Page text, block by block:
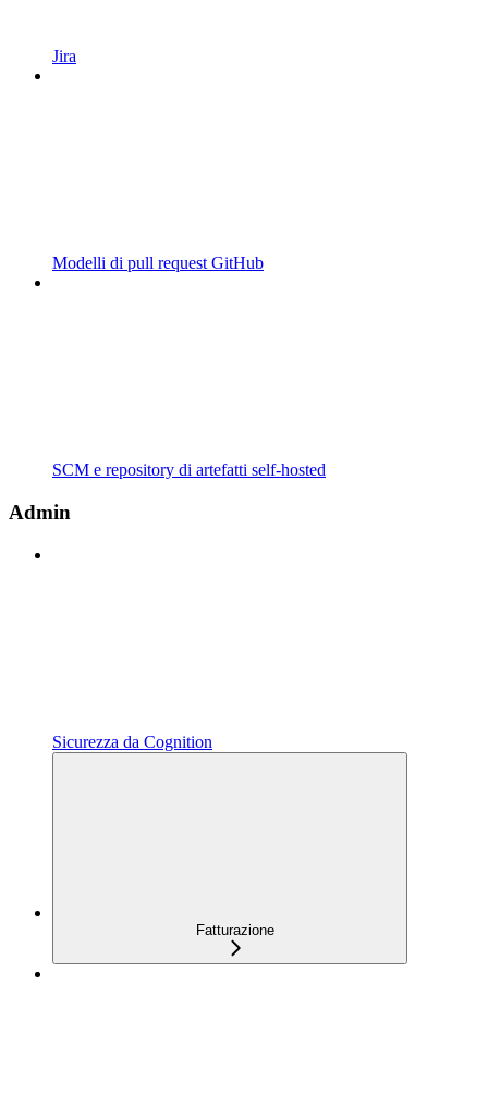
Jira
Modelli di pull request GitHub
SCM e repository di artefatti self-hosted
Admin
Sicurezza da Cognition
Fatturazione